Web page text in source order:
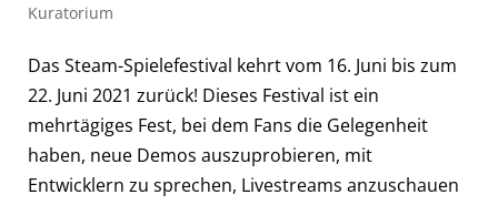
Kuratorium
Das Steam-Spielefestival kehrt vom 16. Juni bis zum
22. Juni 2021 zurück! Dieses Festival ist ein
mehrtägiges Fest, bei dem Fans die Gelegenheit
haben, neue Demos auszuprobieren, mit
Entwicklern zu sprechen, Livestreams anzuschauen